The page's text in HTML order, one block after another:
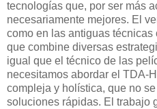
tecnologías que, por ser más
necesariamente mejores. El
como en las antiguas
que combine diversas
igual que el técnico de las
necesitamos abordar el TDA-
compleja y holística, que no
soluciones rápidas. El trabajo